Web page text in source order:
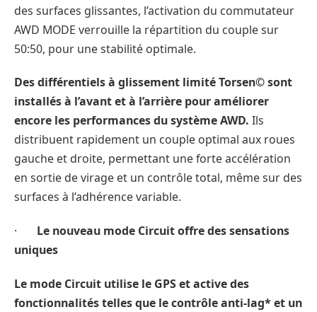
des surfaces glissantes, l’activation du commutateur
AWD MODE verrouille la répartition du couple sur
50:50, pour une stabilité optimale.
Des différentiels à glissement limité Torsen© sont
installés à l’avant et à l’arrière pour améliorer
encore les performances du système AWD. Ils
distribuent rapidement un couple optimal aux roues
gauche et droite, permettant une forte accélération
en sortie de virage et un contrôle total, même sur des
surfaces à l’adhérence variable.
· Le nouveau mode Circuit offre des sensations
uniques
Le mode Circuit utilise le GPS et active des
fonctionnalités telles que le contrôle anti-lag* et un